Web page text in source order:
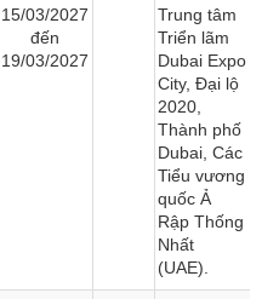
15/03/2027
đến
19/03/2027
Trung tâm
Triển lãm
Dubai Expo
City, Đại lộ
2020,
Thành phố
Dubai, Các
Tiểu vương
quốc Ả
Rập Thống
Nhất
(UAE).